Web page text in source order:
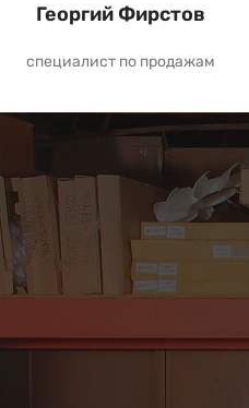
Георгий Фирстов
специалист по продажам